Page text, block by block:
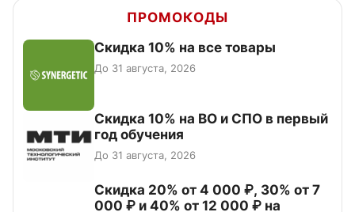
ПРОМОКОДЫ
Скидка 10% на все товары
До 31 августа, 2026
Скидка 10% на ВО и СПО в первый
год обучения
До 31 августа, 2026
Скидка 20% от 4 000 ₽, 30% от 7
000 ₽ и 40% от 12 000 ₽ на